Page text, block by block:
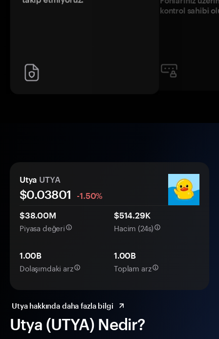
kontrol sahibi
Utya (UTYA) Nedir?
Utya UTYA
$0.03801
-1.50%
$38.00M
Piyasa değeri
$514.29K
Hacim (24s)
1.00B
Dolaşımdaki arz
1.00B
Toplam arz
Utya hakkında daha fazla bilgi